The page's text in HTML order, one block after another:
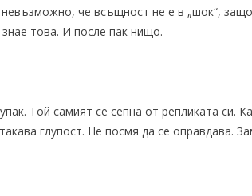
че всъщност не е в „шок“,
това. И после пак нищо.
Той самият се сепна от репликата си.
глупост. Не посмя да се оправдава.